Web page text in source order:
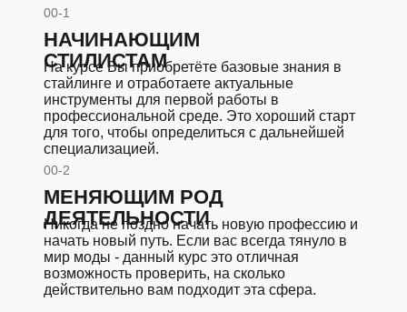
00-2
МЕНЯЮЩИМ РОД
ДЕЯТЕЛЬНОСТИ
Никогда не поздно начать новую профессию и
начать новый путь. Если вас всегда тянуло в
мир моды - данный курс это отличная
возможность проверить, на сколько
действительно вам подходит эта сфера.
00-1
НАЧИНАЮЩИМ
СТИЛИСТАМ
На курсе Вы приобретёте базовые знания в
стайлинге и отработаете актуальные
инструменты для первой работы в
профессиональной среде. Это хороший старт
для того, чтобы определиться с дальнейшей
специализацией.